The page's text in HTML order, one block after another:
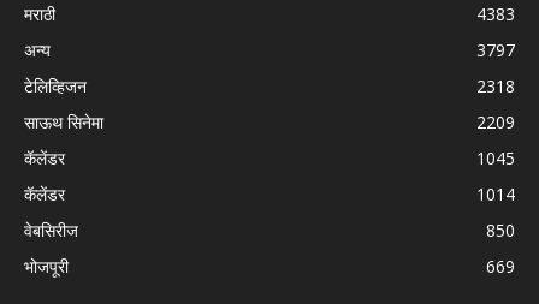
मराठी
4383
अन्य
3797
टेलिव्हिजन
2318
साऊथ सिनेमा
2209
कॅलेंडर
1045
कॅलेंडर
1014
वेबसिरीज
850
भोजपूरी
669